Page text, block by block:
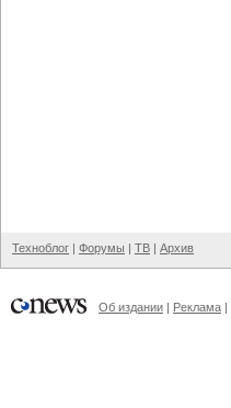
Техноблог | Форумы | ТВ | Архив
Об издании | Реклама |